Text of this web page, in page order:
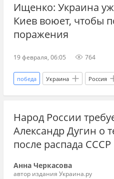
Ищенко: Украина
Киев воюет, чтобы
поражения
19 февраля, 06:05 764
победа Украина Россия
новости СВО сейчас
новости СВО завершение
эксперты
Народ России
Александр Дугин о
после распада СССР
Анна Черкасова
автор издания Украина.ру